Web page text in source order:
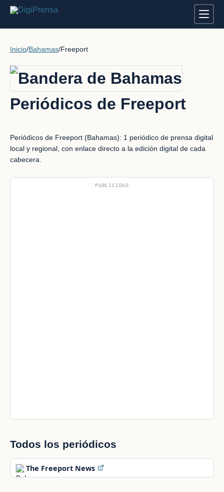
Inicio/Bahamas/Freeport
Periódicos de Freeport
Periódicos de Freeport (Bahamas): 1 periódico de prensa digital
local y regional, con enlace directo a la edición digital de cada
cabecera.
PUBLICIDAD
Todos los periódicos
The Freeport News